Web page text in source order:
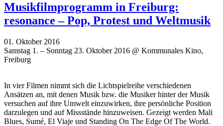
Musikfilmprogramm in Freiburg:
resonance – Pop, Protest und Weltmusik
01. Oktober 2016
Samstag 1. – Sonntag 23. Oktober 2016 @ Kommunales Kino,
Freiburg
In vier Filmen nimmt sich die Lichtspielreihe verschiedenen
Ansätzen an, mit denen Musik bzw. die Musiker hinter der Musik
versuchen auf ihre Umwelt einzuwirken, ihre persönliche Position
darzulegen und auf Missstände hinzuweisen. Gezeigt werden Mali
Blues, Sumé, El Viaje und Standing On The Edge Of The World.